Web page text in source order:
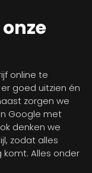
online te
goed uitzien én
zorgen we
Google met
denken we
zodat alles
Alles onder